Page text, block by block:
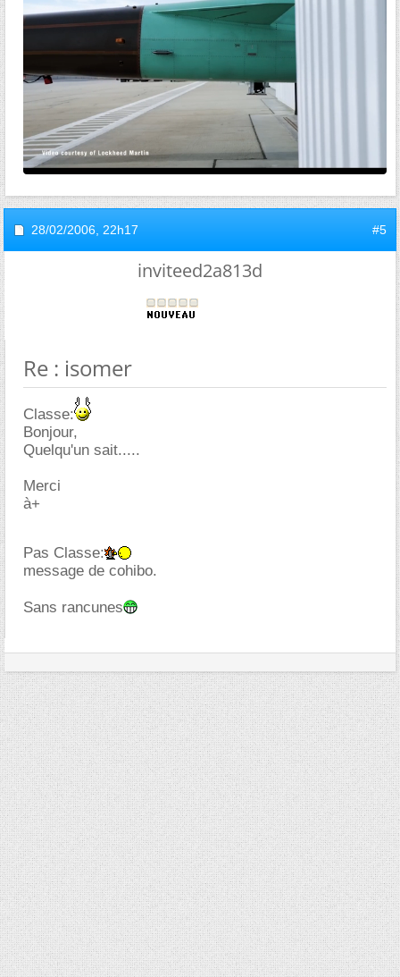
28/02/2006, 22h17 #5
inviteed2a813d
Re : isomer
Classe:
Bonjour,
Quelqu'un sait.....
Merci
à+
Pas Classe:
message de cohibo.
Sans rancunes